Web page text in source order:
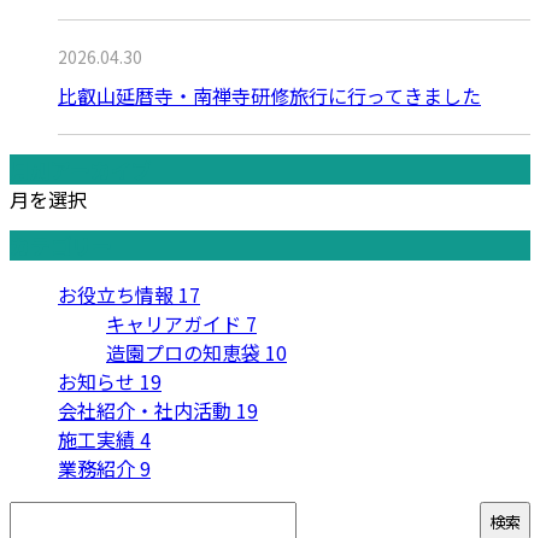
2026.04.30
比叡山延暦寺・南禅寺研修旅行に行ってきました
月を選択
お役立ち情報 17
キャリアガイド 7
造園プロの知恵袋 10
お知らせ 19
会社紹介・社内活動 19
施工実績4
業務紹介9